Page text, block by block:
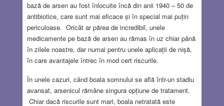
bază de arsen au fost înlocuite încă din anii 1940 – 50 de
antibiotice, care sunt mai eficace și în special mai puțin
periculoase. Oricât ar părea de incredibil, unele
medicamente pe bază de arsen au rămas în uz chiar până
în zilele noastre, dar numai pentru unele aplicații de nișă,
în care avantajele întrec în mod cert riscurile.
În unele cazuri, când boala somnului se află într-un stadiu
avansat, arsenicul rămâne singura opțiune de tratament.
Chiar dacă riscurile sunt mari, boala netratată este